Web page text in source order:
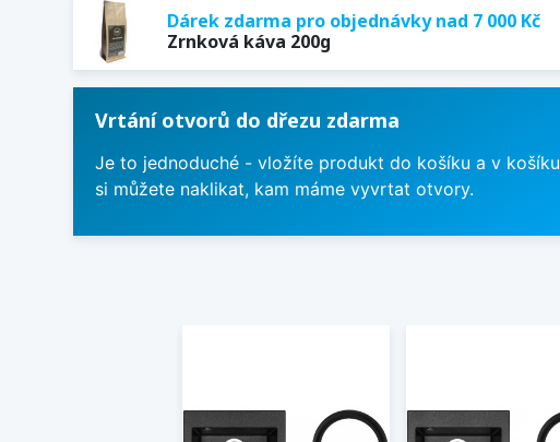
Dárek zdarma pro objednávky nad 7 000 Kč
Zrnková káva 200g
Vrtání otvorů do dřezu zdarma
Je to jednoduché - vložíte produkt do košíku a v košíku
si můžete naklikat, kam máme vyvrtat otvory.